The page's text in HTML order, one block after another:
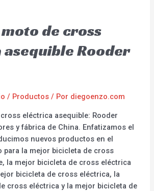
de cross
Rooder
/ Productos / Por diegoenzo.com
eléctrica asequible: Rooder
y fábrica de China. Enfatizamos el
nuevos productos en el
para la mejor bicicleta de cross
la mejor bicicleta de cross eléctrica
bicicleta de cross eléctrica, la
cross eléctrica y la mejor bicicleta de